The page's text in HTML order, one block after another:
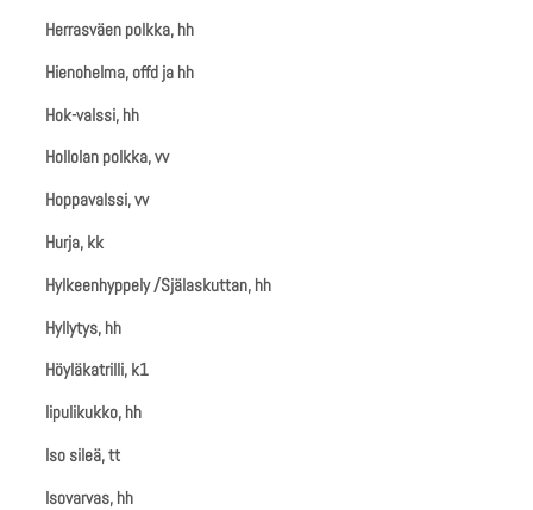
Herrasväen polkka, hh
Hienohelma, offd ja hh
Hok-valssi, hh
Hollolan polkka, vv
Hoppavalssi, vv
Hurja, kk
Hylkeenhyppely /Själaskuttan, hh
Hyllytys, hh
Höyläkatrilli, k1
Iipulikukko, hh
Iso sileä, tt
Isovarvas, hh